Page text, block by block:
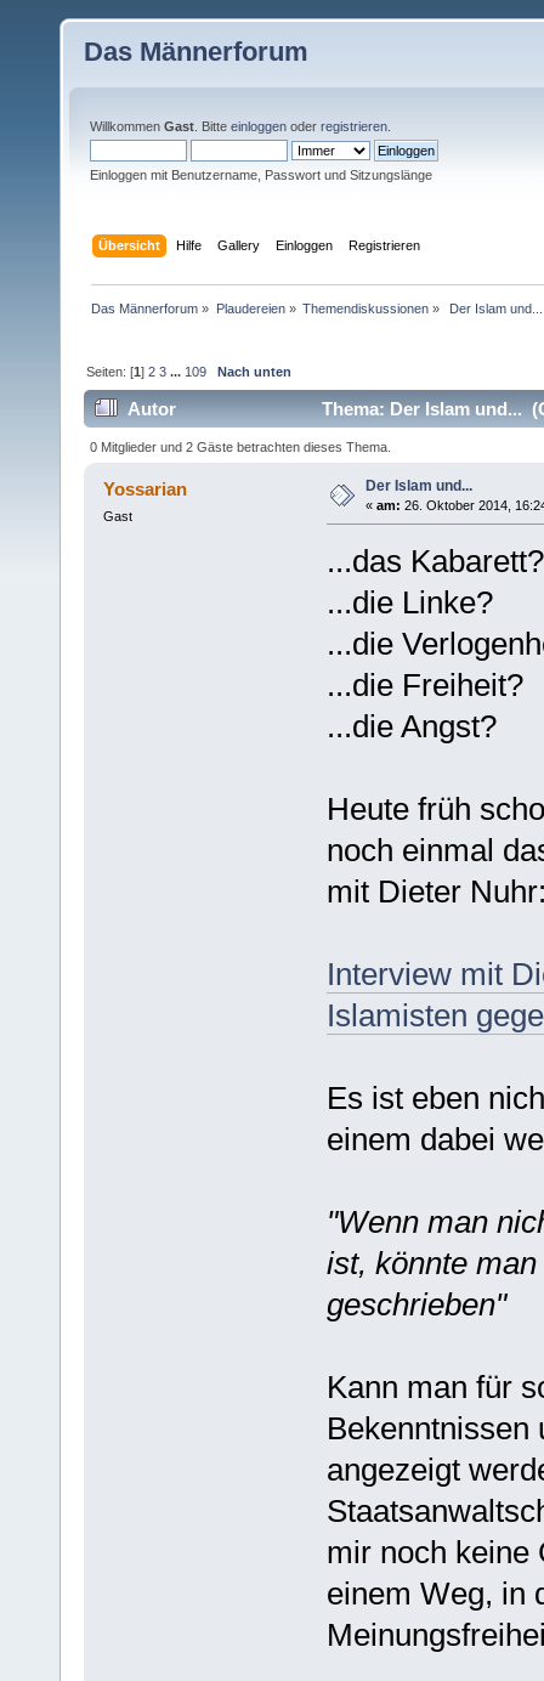
Das Männerforum
Willkommen Gast . Bitte einloggen oder registrieren
Einloggen mit Benutzername, Passwort und Sitzungslänge
Übersicht Hilfe Gallery Einloggen Registrieren
Das Männerforum » Plaudereien» Themendiskussionen» Der Islam und...
Seiten: [1]2 3 ... 109 Nach unten
Autor Thema: Der Islam und...
0 Mitglieder und 2 Gäste betrachten dieses Thema.
Yossarian
Gast
Der Islam und...
« am: 26. Oktober 2014,
...das Kabarett?
...die Linke?
...die
...die Freiheit?
...die Angst?
Heute früh
noch einmal
mit Dieter
Interview mit
Islamisten
Es ist eben
einem dabei
"Wenn man
ist, könnte
geschrieben"
Kann man für
Bekenntnissen
angezeigt
mir noch keine
einem Weg, in